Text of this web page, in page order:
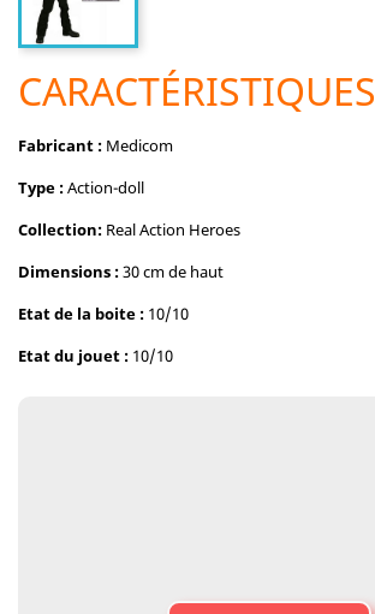
CARACTÉRISTIQUES
Fabricant : Medicom
Type :Action-doll
Collection: Real Action Heroes
Dimensions :30 cm de haut
Etat de la boite : 10/10
Etat du jouet : 10/10